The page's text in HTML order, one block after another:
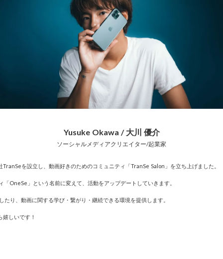
※ オンラインカジノゲームの利点：オンラインカ
ジノがギャンブルの未来である理由
※ Best 3 スマホ キーロガ：完全ガイド
※ オンラインでパチンコを楽しもう
※ サイコロをマスターする: ゲームの仕組みに関す
る初心者向けガイド
※ 仮想通貨と観光：日本の観光事情におけるビッ
トコインの役割
※ オンラインカジノで絶対にすべきでない8つのこ
Yusuke Okawa / 大川 優介
ソーシャルメディアクリエイター/起業家
を設立し、動画好きのためのコミュニティ「TranSe Salon」を立ち上げました。
OneSe」という名前に変えて、活動をアップデートしていきます。
り、動画に関する学び・繋がり・継続できる環境を提供します。
しいです！